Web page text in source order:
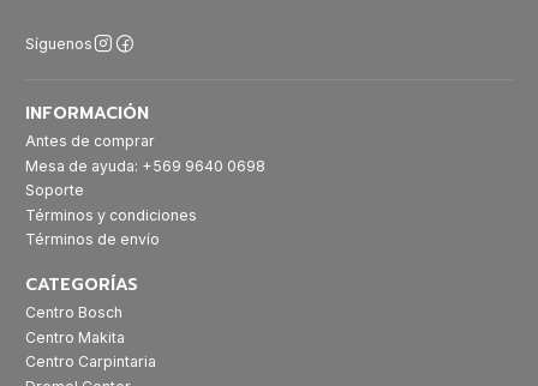
Síguenos
INFORMACIÓN
Antes de comprar
Mesa de ayuda: +569 9640 0698
Soporte
Términos y condiciones
Términos de envío
CATEGORÍAS
Centro Bosch
Centro Makita
Centro Carpintaria